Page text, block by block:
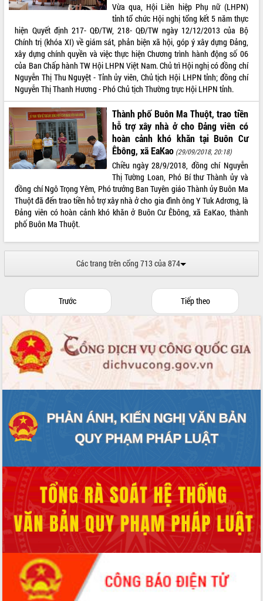
Vừa qua, Hội Liên hiệp Phụ nữ (LHPN)
tỉnh tổ chức Hội nghị tổng kết 5 năm thực
hiện Quyết định 217- QĐ/TW, 218- QĐ/TW ngày 12/12/2013 của Bộ
Chính trị (khóa XI) về giám sát, phản biện xã hội, góp ý xây dựng Đảng,
xây dựng chính quyền và việc thực hiện Chương trình hành động số 06
của Ban Chấp hành TW Hội LHPN Việt Nam. Chủ trì Hội nghị có đồng chí
Nguyễn Thị Thu Nguyệt - Tỉnh ủy viên, Chủ tịch Hội LHPN tỉnh; đồng chí
Nguyễn Thị Thanh Hương - Phó Chủ tịch Thường trực Hội LHPN tỉnh.
Thành phố Buôn Ma Thuột, trao tiền
hỗ trợ xây nhà ở cho Đảng viên có
hoàn cảnh khó khăn tại Buôn Cư
Êbông, xã EaKao (29/09/2018, 20:18)
Chiều ngày 28/9/2018, đồng chí Nguyễn
Thị Tường Loan, Phó Bí thư Thành ủy và
đồng chí Ngô Trọng Yêm, Phó trưởng Ban Tuyên giáo Thành ủy Buôn Ma
Thuột đã đến trao tiền hỗ trợ xây nhà ở cho gia đình ông Y Tuk Adrơng, là
Đảng viên có hoàn cảnh khó khăn ở Buôn Cư Êbông, xã EaKao, thành
phố Buôn Ma Thuột.
Các trang trên cổng 713 của 874
Trước Tiếp theo